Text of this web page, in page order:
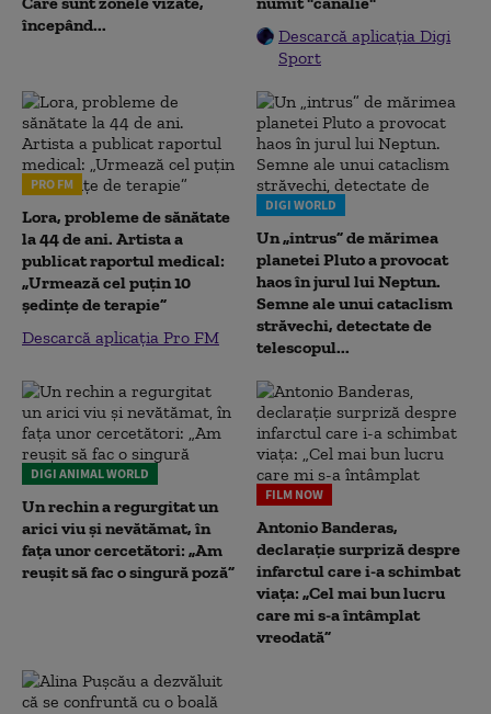
începând...
Descarcă aplicația Digi
Sport
PRO FM
Lora, probleme de sănătate
la 44 de ani. Artista a
publicat raportul medical:
„Urmează cel puțin 10
ședințe de terapie”
Descarcă aplicația Pro FM
DIGI WORLD
Un „intrus” de mărimea
planetei Pluto a provocat
haos în jurul lui Neptun.
Semne ale unui cataclism
străvechi, detectate de
telescopul...
DIGI ANIMAL WORLD
Un rechin a regurgitat un
arici viu și nevătămat, în
fața unor cercetători: „Am
reușit să fac o singură poză”
FILM NOW
Antonio Banderas,
declarație surpriză despre
infarctul care i-a schimbat
viața: „Cel mai bun lucru
care mi s-a întâmplat
vreodată”